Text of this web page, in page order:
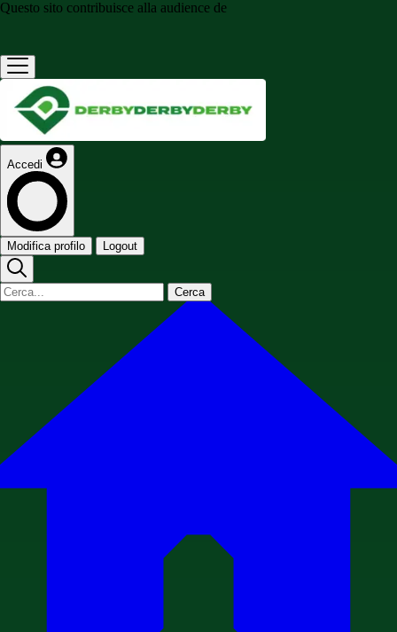
Questo sito contribuisce alla audience de
Accedi
Modifica profilo Logout
Cerca